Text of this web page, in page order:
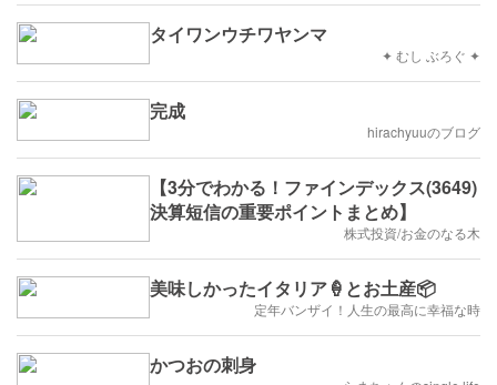
タイワンウチワヤンマ
✦ むし ぶろぐ ✦
完成
hirachyuuのブログ
【3分でわかる！ファインデックス(3649)
決算短信の重要ポイントまとめ】
株式投資/お金のなる木
美味しかったイタリア🍦とお土産📦
定年バンザイ！人生の最高に幸福な時
かつおの刺身